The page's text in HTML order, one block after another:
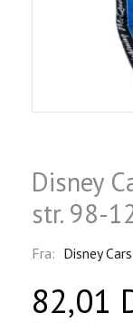
Disney
str. 98-
Fra: Disney Cars
82,01